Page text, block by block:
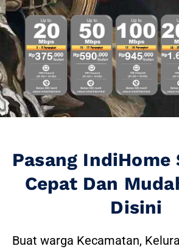
Pasang IndiHome
Cepat Dan
Disini
Buat warga Kecamatan,